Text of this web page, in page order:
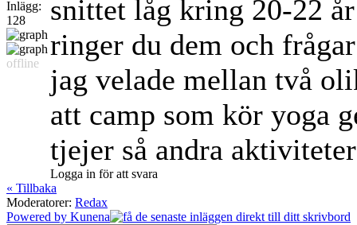
Inlägg:
128
offline
snittet låg kring 20-22
ringer du dem och
jag velade mellan två
att camp som kör yoga
tjejer så andra
Logga in för att svara
« Tillbaka
Moderatorer: Redax
Powered by Kunena